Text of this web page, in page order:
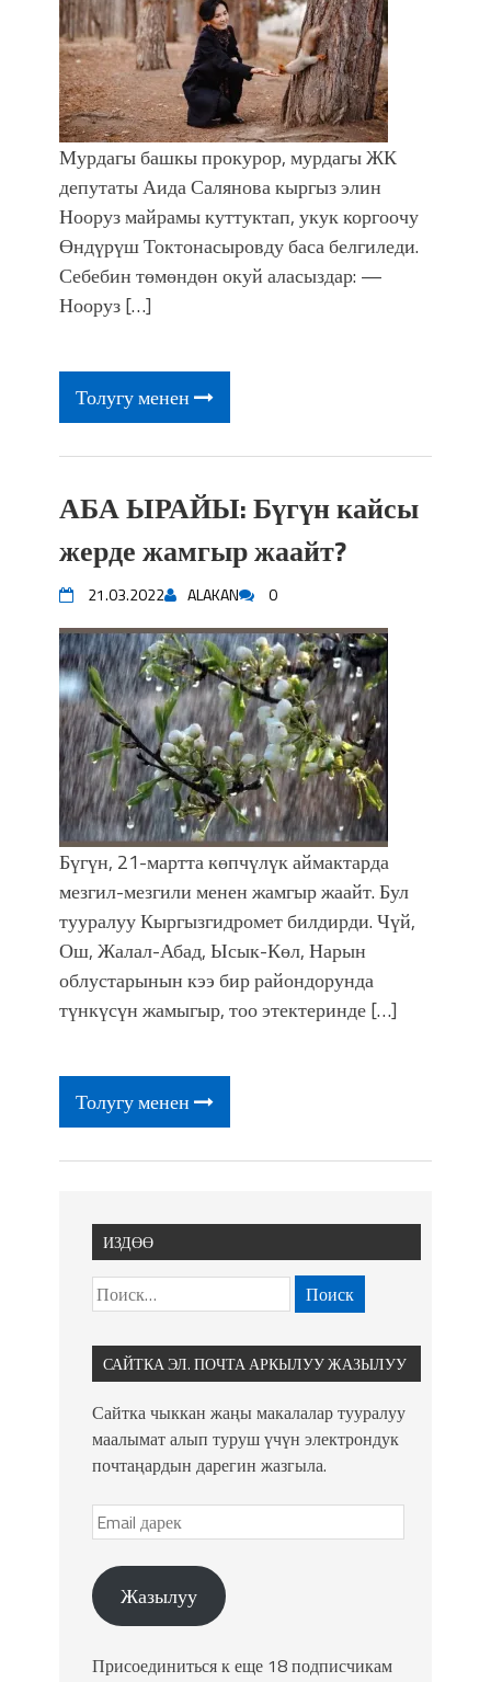
Мурдагы башкы прокурор, мурдагы ЖК
депутаты Аида Салянова кыргыз элин
Нооруз майрамы куттуктап, укук коргоочу
Өндүрүш Токтонасыровду баса белгиледи.
Себебин төмөндөн окуй аласыздар: —
Нооруз […]
Толугу менен
АБА ЫРАЙЫ: Бүгүн кайсы
жерде жамгыр жаайт?
21.03.2022 ALAKAN 0
Бүгүн, 21-мартта көпчүлүк аймактарда
мезгил-мезгили менен жамгыр жаайт. Бул
тууралуу Кыргызгидромет билдирди. Чүй,
Ош, Жалал-Абад, Ысык-Көл, Нарын
облустарынын кээ бир райондорунда
түнкүсүн жамыгыр, тоо этектеринде […]
Толугу менен
ИЗДӨӨ
САЙТКА ЭЛ. ПОЧТА АРКЫЛУУ ЖАЗЫЛУУ
Сайтка чыккан жаңы макалалар тууралуу
маалымат алып туруш үчүн электрондук
почтаңардын дарегин жазгыла.
Жазылуу
Присоединиться к еще 18 подписчикам